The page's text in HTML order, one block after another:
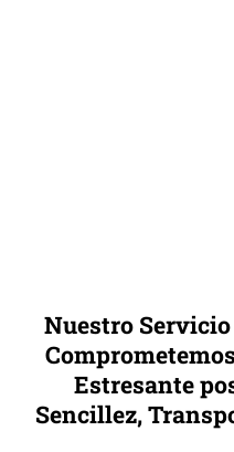
Nuestro
Estresante
Sencillez,